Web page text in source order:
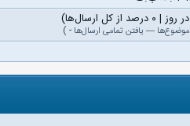
موضوع‌ها — یافتن تمامی ارسال‌ها -
)